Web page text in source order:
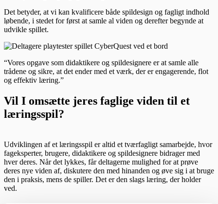
Det betyder, at vi kan kvalificere både spildesign og fagligt indhold
løbende, i stedet for først at samle al viden og derefter begynde at
udvikle spillet.
“Vores opgave som didaktikere og spildesignere er at samle alle
trådene og sikre, at det ender med et værk, der er engagerende, flot
og effektiv læring.”
Vil I omsætte jeres faglige viden til et
læringsspil?
Udviklingen af et læringsspil er altid et tværfagligt samarbejde, hvor
fageksperter, brugere, didaktikere og spildesignere bidrager med
hver deres. Når det lykkes, får deltagerne mulighed for at prøve
deres nye viden af, diskutere den med hinanden og øve sig i at bruge
den i praksis, mens de spiller. Det er den slags læring, der holder
ved.